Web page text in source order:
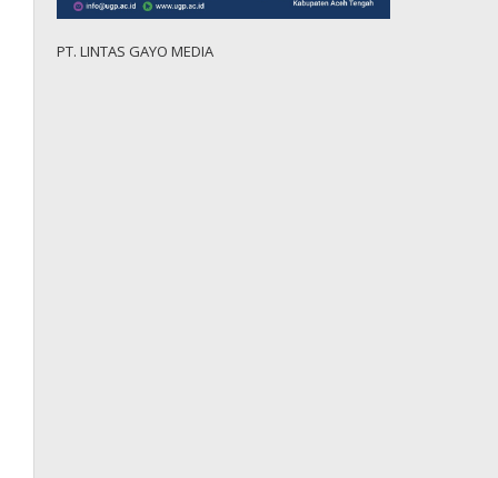
PT. LINTAS GAYO MEDIA